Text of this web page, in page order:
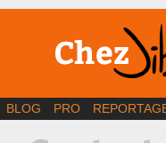
BD |
BLOG PRO